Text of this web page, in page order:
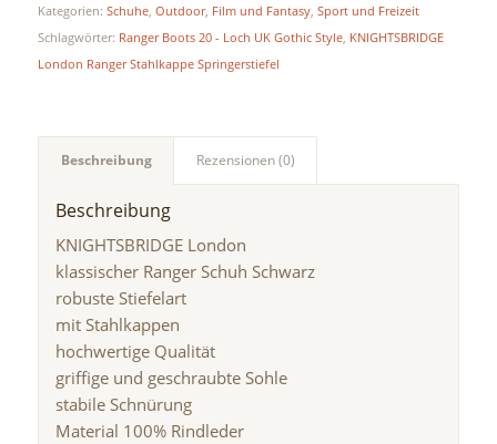
Kategorien: Schuhe, Outdoor, Film und Fantasy, Sport und Freizeit
Schlagwörter: Ranger Boots 20 - Loch UK Gothic Style, KNIGHTSBRIDGE
London Ranger Stahlkappe Springerstiefel
Beschreibung Rezensionen (0)
Beschreibung
KNIGHTSBRIDGE London
klassischer Ranger Schuh Schwarz
robuste Stiefelart
mit Stahlkappen
hochwertige Qualität
griffige und geschraubte Sohle
stabile Schnürung
Material 100% Rindleder